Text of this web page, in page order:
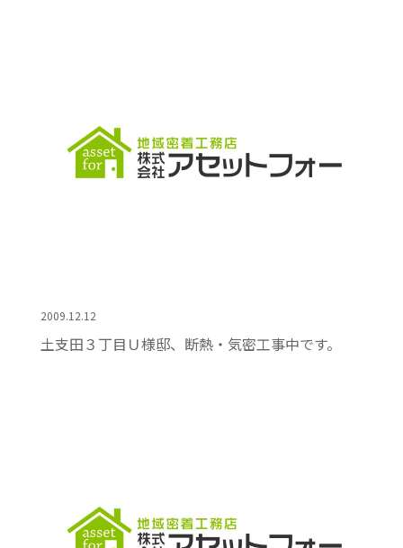
2009.12.12
土支田３丁目Ｕ様邸、断熱・気密工事中です。